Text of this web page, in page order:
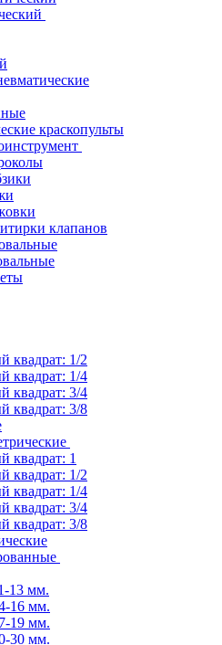
краскопульты
клапанов
квадрат: 1/2
квадрат: 1/4
квадрат: 3/4
квадрат: 3/8
квадрат: 1
квадрат: 1/2
квадрат: 1/4
квадрат: 3/4
квадрат: 3/8
13 мм.
16 мм.
19 мм.
30 мм.